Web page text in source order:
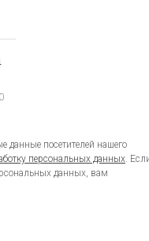
посетителей нашего
персональных данных.
данных, вам